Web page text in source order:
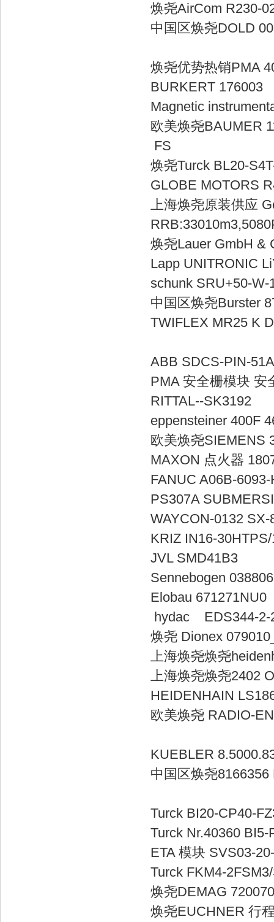
焕尧AirCom
中国区焕尧DOLD
焕尧优势热
Magnetic
欧美焕尧BAUMER
FS
焕尧Turck
GLOBE
上海焕尧原装供应
焕尧Lauer
Lapp
schunk
中国区焕尧
TWIFLEX
ABB SDCS-
PMA 安全栅模
RITTAL--
eppensteiner
欧美焕尧
MAXON 点火
FANUC
PS307A
WAYCON-
KRIZ IN16-
JVL
Elobau
hydac
焕尧 Dionex
上海焕尧焕尧
上海焕尧焕
HEIDENHAIN
欧美焕尧 RADIO-
KUEBLER
中国区焕尧
Turck BI20-
Turck
ETA 模块
Turck
焕尧
焕尧